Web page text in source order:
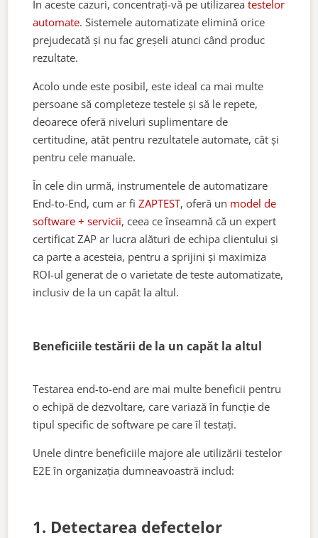
În aceste cazuri, concentrați-vă pe utilizareatestelor
automate. Sistemele automatizate elimină orice
prejudecată și nu fac greșeli atunci când produc
rezultate.
Acolo unde este posibil, este ideal ca mai multe
persoane să completeze testele și să le repete,
deoarece oferă niveluri suplimentare de
certitudine, atât pentru rezultatele automate, cât și
pentru cele manuale.
În cele din urmă, instrumentele de automatizare
End-to-End, cum ar fiZAPTEST, oferă un model de
software + servicii, ceea ce înseamnă că un expert
certificat ZAP ar lucra alături de echipa clientului și
ca parte a acesteia, pentru a sprijini și maximiza
ROI-ul generat de o varietate de teste automatizate,
inclusiv de la un capăt la altul.
Beneficiile testării de la un capăt la altul
Testarea end-to-end are mai multe beneficii pentru
o echipă de dezvoltare, care variază în funcție de
tipul specific de software pe care îl testați.
Unele dintre beneficiile majore ale utilizării testelor
E2E în organizația dumneavoastră includ:
1. Detectarea defectelor